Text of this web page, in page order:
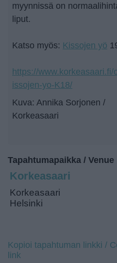
myynnissä on
liput.
Katso myös: Kissojen yö
https://www.korkeasaari.fi/
issojen-yo-K18/
Kuva: Annika Sorjonen /
Korkeasaari
Tapahtumapaikka / Venue
Korkeasaari
Korkeasaari
Helsinki
Kopioi tapahtuman linkki /
link